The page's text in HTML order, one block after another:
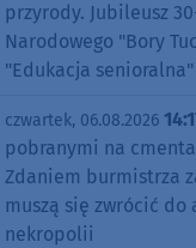
przyrody. Jubileusz
Narodowego "Bory
"Edukacja senioralna"
czwartek, 06.08.2026
pobranymi na
Zdaniem burmistrza
muszą się zwrócić
nekropolii